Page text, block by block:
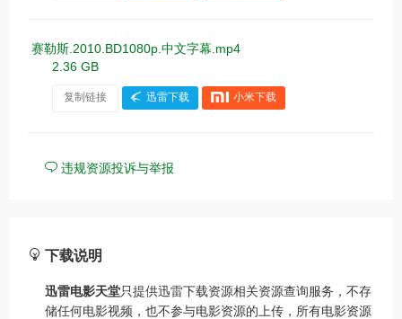
赛勒斯.2010.BD1080p.中文字幕.mp4
2.36 GB
复制链接 迅雷下载 小米下载
违规资源投诉与举报
下载说明
迅雷电影天堂只提供迅雷下载资源相关资源查询服务，不存
储任何电影视频，也不参与电影资源的上传，所有电影资源